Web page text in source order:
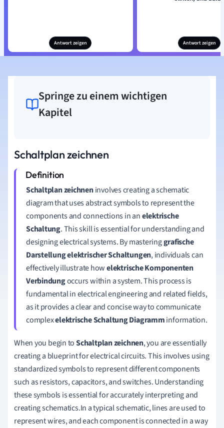
Antwort zeigen Antwort zeigen
Springe zu einem wichtigen
Kapitel
Schaltplan zeichnen
Schaltplan zeichneninvolves creating a schematic
diagram that uses abstract symbols to represent the
components and connections in anelektrische
Schaltung. This skill is essential for understanding and
designing electrical systems. By masteringgrafische
Darstellung elektrischer Schaltungen, individuals can
effectively illustrate howelektrische Komponenten
Verbindungoccurs within a system. This process is
fundamental in electrical engineering and related fields,
as it provides a clear and concise way to communicate
complexelektrische Schaltung Diagramminformation.
When you begin toSchaltplan zeichnen, you are essentially
creating a blueprint for electrical circuits. This involves using
standardized symbols to represent different components
such as resistors, capacitors, and switches. Understanding
these symbols is essential for accurately interpreting and
creating schematics.In a typical schematic, lines are used to
represent wires, and each component is connected in a way